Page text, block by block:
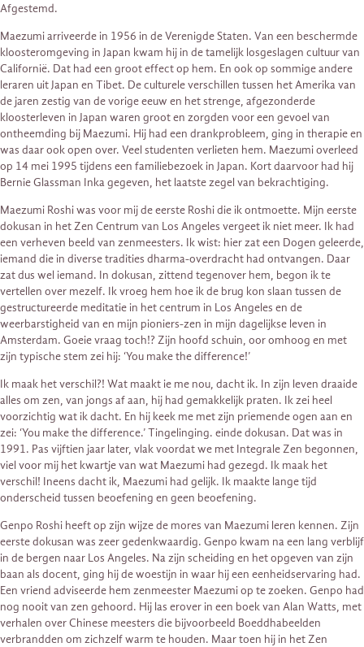
Afgestemd.
Maezumi arriveerde in 1956 in de Verenigde Staten. Van een beschermde
kloosteromgeving in Japan kwam hij in de tamelijk losgeslagen cultuur van
Californië. Dat had een groot effect op hem. En ook op sommige andere
leraren uit Japan en Tibet. De culturele verschillen tussen het Amerika van
de jaren zestig van de vorige eeuw en het strenge, afgezonderde
kloosterleven in Japan waren groot en zorgden voor een gevoel van
ontheemding bij Maezumi. Hij had een drankprobleem, ging in therapie en
was daar ook open over. Veel studenten verlieten hem. Maezumi overleed
op 14 mei 1995 tijdens een familiebezoek in Japan. Kort daarvoor had hij
Bernie Glassman Inka gegeven, het laatste zegel van bekrachtiging.
Maezumi Roshi was voor mij de eerste Roshi die ik ontmoette. Mijn eerste
dokusan in het Zen Centrum van Los Angeles vergeet ik niet meer. Ik had
een verheven beeld van zenmeesters. Ik wist: hier zat een Dogen geleerde,
iemand die in diverse tradities dharma-overdracht had ontvangen. Daar
zat dus wel iemand. In dokusan, zittend tegenover hem, begon ik te
vertellen over mezelf. Ik vroeg hem hoe ik de brug kon slaan tussen de
gestructureerde meditatie in het centrum in Los Angeles en de
weerbarstigheid van en mijn pioniers-zen in mijn dagelijkse leven in
Amsterdam. Goeie vraag toch!? Zijn hoofd schuin, oor omhoog en met
zijn typische stem zei hij: ‘You make the difference!’
Ik maak het verschil?! Wat maakt ie me nou, dacht ik. In zijn leven draaide
alles om zen, van jongs af aan, hij had gemakkelijk praten. Ik zei heel
voorzichtig wat ik dacht. En hij keek me met zijn priemende ogen aan en
zei: ‘You make the difference.’ Tingelinging. einde dokusan. Dat was in
1991. Pas vijftien jaar later, vlak voordat we met Integrale Zen begonnen,
viel voor mij het kwartje van wat Maezumi had gezegd. Ik maak het
verschil! Ineens dacht ik, Maezumi had gelijk. Ik maakte lange tijd
onderscheid tussen beoefening en geen beoefening.
Genpo Roshi heeft op zijn wijze de mores van Maezumi leren kennen. Zijn
eerste dokusan was zeer gedenkwaardig. Genpo kwam na een lang verblijf
in de bergen naar Los Angeles. Na zijn scheiding en het opgeven van zijn
baan als docent, ging hij de woestijn in waar hij een eenheidservaring had.
Een vriend adviseerde hem zenmeester Maezumi op te zoeken. Genpo had
nog nooit van zen gehoord. Hij las erover in een boek van Alan Watts, met
verhalen over Chinese meesters die bijvoorbeeld Boeddhabeelden
verbrandden om zichzelf warm te houden. Maar toen hij in het Zen